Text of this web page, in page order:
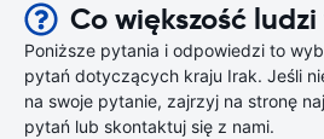
Co większość
Poniższe pytania i odpowiedzi to
pytań dotyczących kraju Irak. Jeśli
na swoje pytanie, zajrzyj na stronę
pytań lub skontaktuj się z nami.